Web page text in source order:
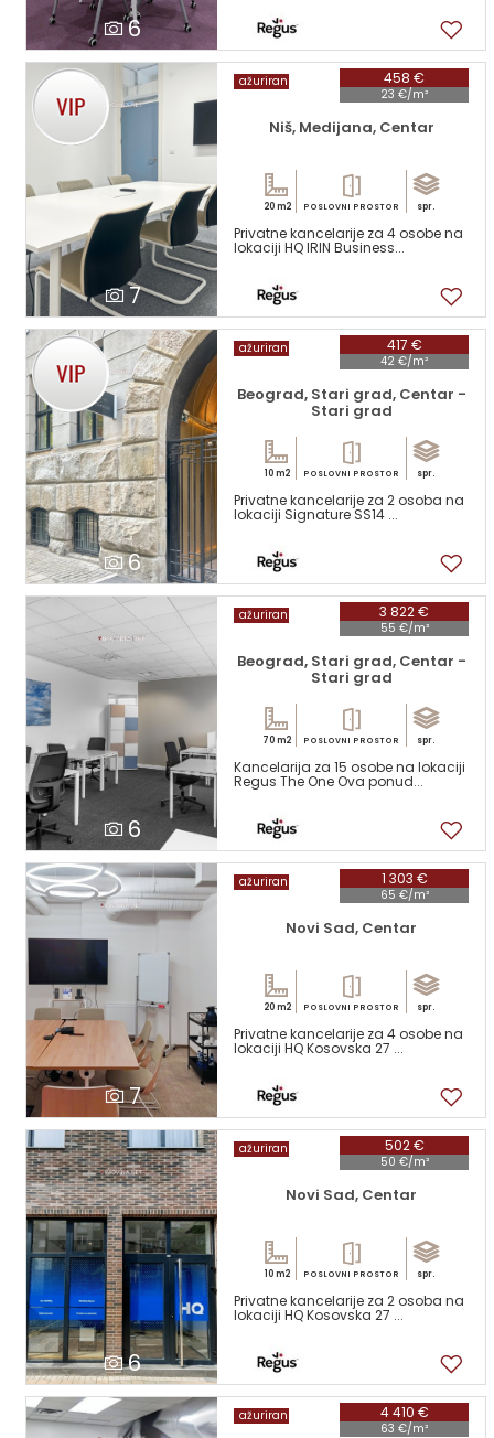
6
7
458 €
23 €/m²
ažuriran
Niš, Medijana, Centar
20 m2 POSLOVNI PROSTOR spr.
Privatne kancelarije za 4 osobe na
lokaciji HQ IRIN Business...
6
417 €
42 €/m²
ažuriran
Beograd, Stari grad, Centar -
Stari grad
10 m2 POSLOVNI PROSTOR spr.
Privatne kancelarije za 2 osoba na
lokaciji Signature SS14 ...
6
3 822 €
55 €/m²
ažuriran
Beograd, Stari grad, Centar -
Stari grad
70 m2 POSLOVNI PROSTOR spr.
Kancelarija za 15 osobe na lokaciji
Regus The One Ova ponud...
7
1 303 €
65 €/m²
ažuriran
Novi Sad, Centar
20 m2 POSLOVNI PROSTOR spr.
Privatne kancelarije za 4 osobe na
lokaciji HQ Kosovska 27 ...
6
502 €
50 €/m²
ažuriran
Novi Sad, Centar
10 m2 POSLOVNI PROSTOR spr.
Privatne kancelarije za 2 osoba na
lokaciji HQ Kosovska 27 ...
4 410 €
63 €/m²
ažuriran